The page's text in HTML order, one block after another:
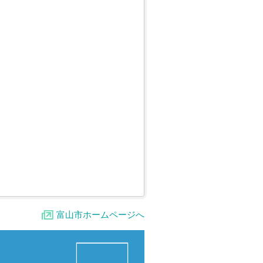
富山市ホームページへ